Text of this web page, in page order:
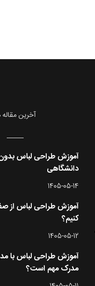
آخرین مقاله
آموزش طراحی لباس بدون
دانشگاهی
1405-05-14
آموزش طراحی لباس از
کنیم؟
1405-05-12
آموزش طراحی لباس با
مدرک مهم است؟